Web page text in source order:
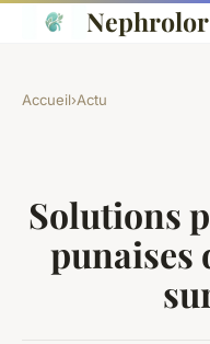
Nephrolor
Accueil›Actu
Solutions
punaises